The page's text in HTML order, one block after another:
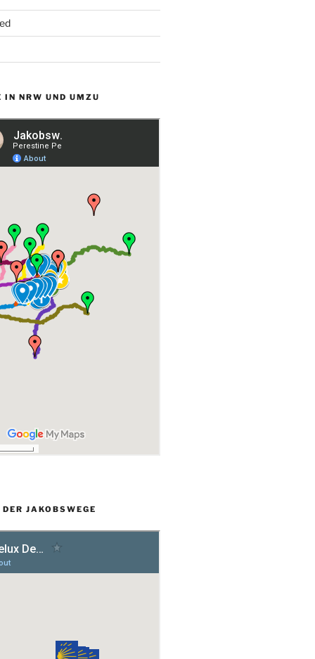
IN NRW UND UMZU
JAKOBSWEGE